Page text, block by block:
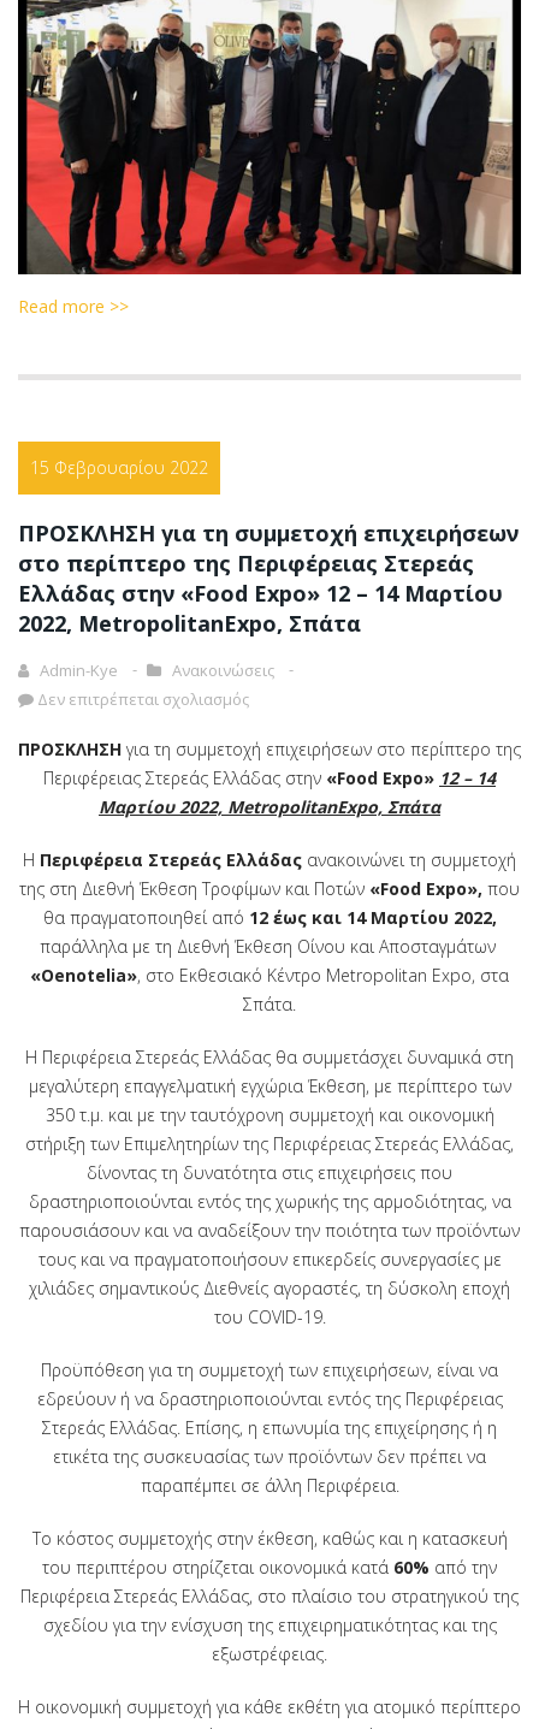
Read more >>
15 Φεβρουαρίου 2022
ΠΡΟΣΚΛΗΣΗ για τη συμμετοχή επιχειρήσεων
στο περίπτερο της Περιφέρειας Στερεάς
Ελλάδας στην «Food Expo» 12 – 14 Μαρτίου
2022, MetropolitanExpo, Σπάτα
Admin-Kye
Ανακοινώσεις
Δεν επιτρέπεται σχολιασμός
ΠΡΟΣΚΛΗΣΗ για τη συμμετοχή επιχειρήσεων στο περίπτερο της
Περιφέρειας Στερεάς Ελλάδας στην «Food Expo» 12 – 14
Μαρτίου 2022, MetropolitanExpo, Σπάτα
H Περιφέρεια Στερεάς Ελλάδας ανακοινώνει τη συμμετοχή
της στη Διεθνή Έκθεση Τροφίμων και Ποτών «Food Expo», που
θα πραγματοποιηθεί από 12 έως και 14 Μαρτίου 2022,
παράλληλα με τη Διεθνή Έκθεση Οίνου και Αποσταγμάτων
«Oenotelia», στο Εκθεσιακό Κέντρο Metropolitan Expo, στα
Σπάτα.
Η Περιφέρεια Στερεάς Ελλάδας θα συμμετάσχει δυναμικά στη
μεγαλύτερη επαγγελματική εγχώρια Έκθεση, με περίπτερο των
350 τ.μ. και με την ταυτόχρονη συμμετοχή και οικονομική
στήριξη των Επιμελητηρίων της Περιφέρειας Στερεάς Ελλάδας,
δίνοντας τη δυνατότητα στις επιχειρήσεις που
δραστηριοποιούνται εντός της χωρικής της αρμοδιότητας, να
παρουσιάσουν και να αναδείξουν την ποιότητα των προϊόντων
τους και να πραγματοποιήσουν επικερδείς συνεργασίες με
χιλιάδες σημαντικούς Διεθνείς αγοραστές, τη δύσκολη εποχή
του COVID-19.
Προϋπόθεση για τη συμμετοχή των επιχειρήσεων, είναι να
εδρεύουν ή να δραστηριοποιούνται εντός της Περιφέρειας
Στερεάς Ελλάδας. Επίσης, η επωνυμία της επιχείρησης ή η
ετικέτα της συσκευασίας των προϊόντων δεν πρέπει να
παραπέμπει σε άλλη Περιφέρεια.
Το κόστος συμμετοχής στην έκθεση, καθώς και η κατασκευή
του περιπτέρου στηρίζεται οικονομικά κατά 60% από την
Περιφέρεια Στερεάς Ελλάδας, στο πλαίσιο του στρατηγικού της
σχεδίου για την ενίσχυση της επιχειρηματικότητας και της
εξωστρέφειας.
Η οικονομική συμμετοχή για κάθε εκθέτη για ατομικό περίπτερο